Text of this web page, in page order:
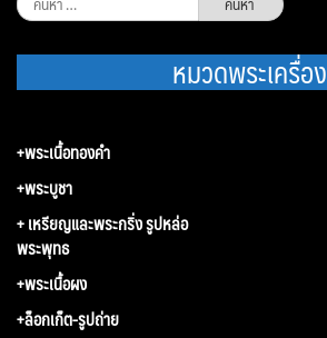
สำหรับ:
หมวดพระเครื่อง
+พระเนื้อทองคำ
+พระบูชา
+ เหรียญและพระกริ่ง รูปหล่อ
พระพุทธ
+พระเนื้อผง
+ล็อกเก็ต-รูปถ่าย